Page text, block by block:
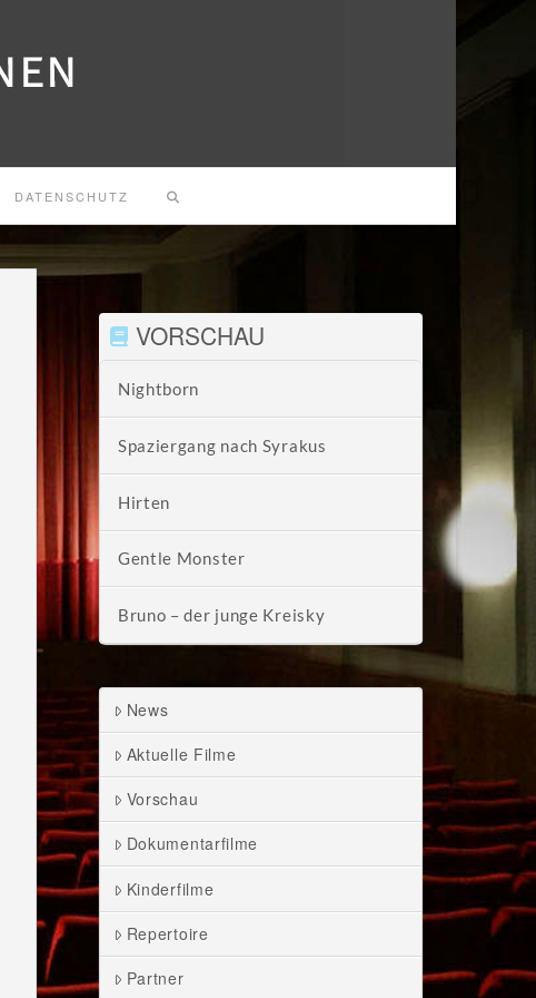
DATENSCHUTZ
VORSCHAU
Nightborn
Spaziergang nach Syrakus
Hirten
Gentle Monster
Bruno – der junge Kreisky
News
Aktuelle Filme
Vorschau
Dokumentarfilme
Kinderfilme
Repertoire
Partner